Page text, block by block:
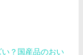
？国産品のおい